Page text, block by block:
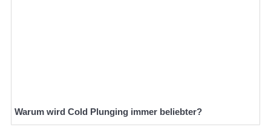
Warum wird Cold Plunging immer beliebter?